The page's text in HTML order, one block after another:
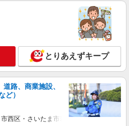
とりあえずキープ
路、商業施設、
ど）
西区・さいたま市岩槻区・久喜市・蓮田